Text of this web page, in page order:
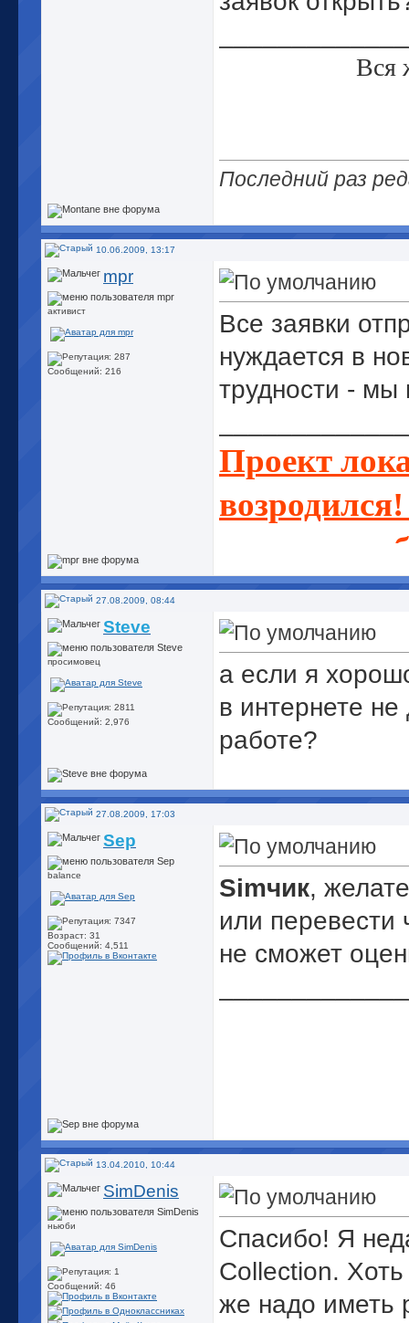
Вся
Последний раз
10.06.2009, 13:17
mpr
активист
Сообщений: 216
Все заявки
нуждается в
трудности - мы
Проект
помочь -
27.08.2009, 08:44
Steve
просимовец
Сообщений: 2,976
а если я
в интернете
работе?
27.08.2009, 17:03
Sep
balance
Возраст: 31
Сообщений: 4,511
Simчик,
или перевести
не сможет
13.04.2010, 10:44
SimDenis
ньюби
Сообщений: 46
Спасибо! Я
Collection.
же надо иметь